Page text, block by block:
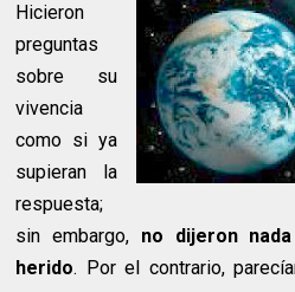
Hicieron
preguntas
sobre su
vivencia
como si ya
supieran la
respuesta;
sin embargo, no dijeron
herido. Por el contrario,